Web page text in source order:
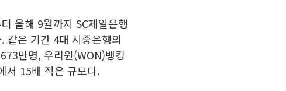
올해 9월까지 SC제일은행
같은 기간 4대 시중은행의
만명, 우리원(WON)뱅킹
서 15배 적은 규모다.